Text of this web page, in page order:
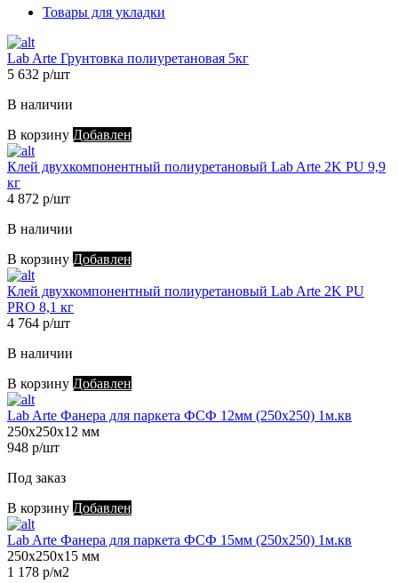
Товары для укладки
Lab Arte Грунтовка полиуретановая 5кг
5 632 р/шт
В наличии
В корзину Добавлен
Клей двухкомпонентный полиуретановый Lab Arte 2K PU 9,9
кг
4 872 р/шт
В наличии
В корзину Добавлен
Клей двухкомпонентный полиуретановый Lab Arte 2K PU
PRO 8,1 кг
4 764 р/шт
В наличии
В корзину Добавлен
Lab Arte Фанера для паркета ФСФ 12мм (250х250) 1м.кв
250х250х12 мм
948 р/шт
Под заказ
В корзину Добавлен
Lab Arte Фанера для паркета ФСФ 15мм (250х250) 1м.кв
250х250х15 мм
1 178 р/м2